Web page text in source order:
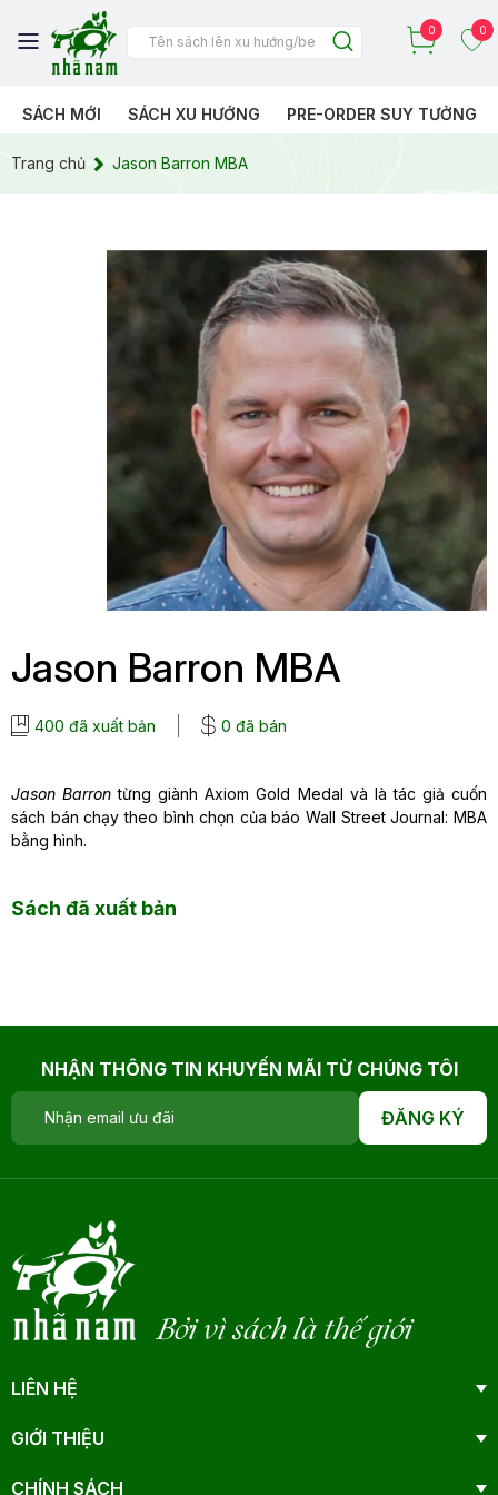
0 0
SÁCH MỚI SÁCH XU HƯỚNG PRE-ORDER SUY TƯỞNG
Trang chủ Jason Barron MBA
Jason Barron MBA
400 đã xuất bản 0 đã bán
Jason Barrontừng giành Axiom Gold Medal và là tác giả cuốn
sách bán chạy theo bình chọn của báo Wall Street Journal: MBA
bằng hình.
Sách đã xuất bản
NHẬN THÔNG TIN KHUYẾN MÃI TỪ CHÚNG TÔI
ĐĂNG KÝ
Bởi vì sách là thế giới
LIÊN HỆ
GIỚI THIỆU
CHÍNH SÁCH